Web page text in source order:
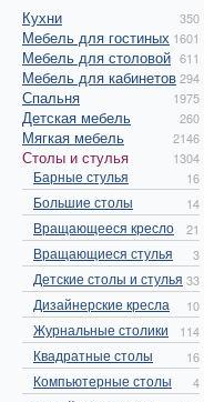
Кухни 350
Мебель для гостиных 1601
Мебель для столовой 611
Мебель для кабинетов294
Спальня 1975
Детская мебель 260
Мягкая мебель 2146
Столы и стулья 1304
Барные стулья 16
Большие столы 14
Вращающееся кресло 21
Вращающиеся стулья 3
Детские столы и стулья 33
Дизайнерские кресла 10
Журнальные столики 114
Квадратные столы 16
Компьютерные столы 4